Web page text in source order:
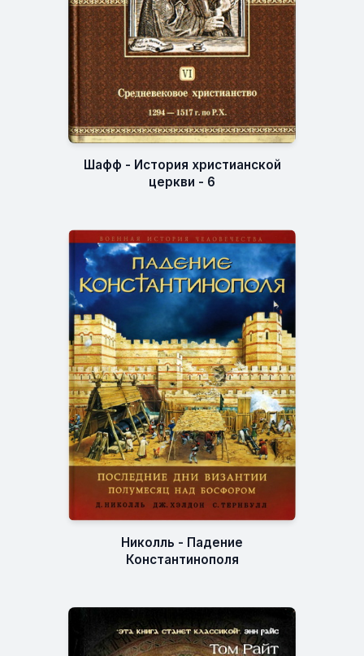
Шафф - История христианской
церкви - 6
Николль - Падение
Константинополя